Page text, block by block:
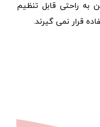
به راحتی قابل تنظیم
قرار نمی گیرند.